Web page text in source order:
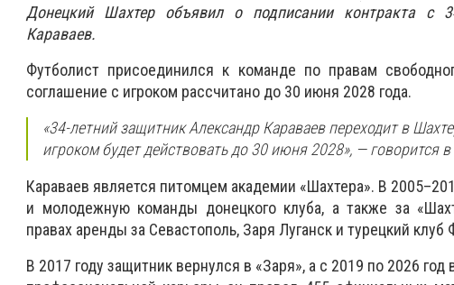
Донецкий Шахтер объявил о подписании контракта с
Караваев.
Футболист присоединился к команде по правам
соглашение с игроком рассчитано до 30 июня 2028 года.
«34-летний защитник Александр Караваев переходит в
игроком будет действовать до 30 июня 2028», — говорится
Караваев является питомцем академии «Шахтера». В
и молодежную команды донецкого клуба, а также за
правах аренды за Севастополь, Заря Луганск и турецкий клуб
В 2017 году защитник вернулся в «Заря», а с 2019 по 2026